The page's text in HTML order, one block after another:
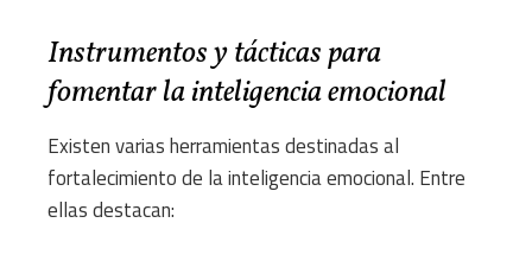
Instrumentos y tácticas para
fomentar la inteligencia emocional
Existen varias herramientas destinadas al
fortalecimiento de la inteligencia emocional. Entre
ellas destacan: